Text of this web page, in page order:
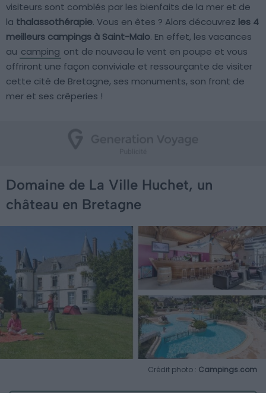
visiteurs sont comblés par les bienfaits de la mer et de
la thalassothérapie. Vous en êtes ? Alors découvrez les 4
meilleurs campings à Saint-Malo. En effet, les vacances
au camping ont de nouveau le vent en poupe et vous
offriront une façon conviviale et ressourçante de visiter
cette cité de Bretagne, ses monuments, son front de
mer et ses crêperies !
Domaine de La Ville Huchet, un
château en Bretagne
Crédit photo : Campings.com